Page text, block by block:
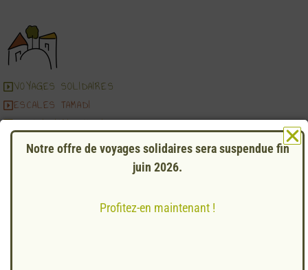
VOYAGES SOLIDAIRES
ESCALES TAMADI
ASSOCIATION TAMADI
Mentions légales
Notre offre de voyages solidaires sera suspendue fin
juin 2026.
Profitez-en maintenant !